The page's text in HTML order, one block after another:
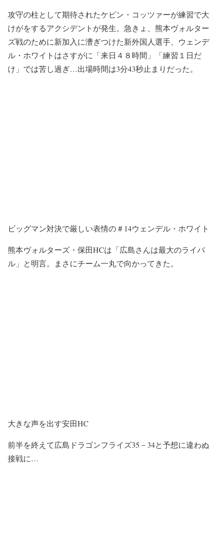
攻守の柱として期待されたケビン・コッツァーが練習で大
けがをするアクシデントが発生。急きょ、熊本ヴォルター
ズ戦のために新加入に漕ぎつけた新外国人選手、ウェンデ
ル・ホワイトはさすがに「来日４８時間」「練習１日だ
け」では苦し過ぎ…出場時間は3分43秒止まりだった。
ビッグマン対決で厳しい表情の＃14ウェンデル・ホワイト
熊本ヴォルターズ・保田HCは「広島さんは最大のライバ
ル」と明言。まさにチーム一丸で向かってきた。
大きな声を出す安田HC
前半を終えて広島ドラゴンフライズ35－34と予想に違わぬ
接戦に…